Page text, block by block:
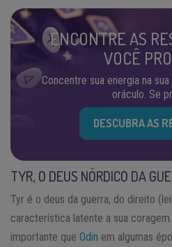
ENCONTRE AS
VOCÊ
Concentre sua energia na
oráculo. Se
DESCUBRA AS
TYR, O DEUS NÓRDICO DA
Tyr é o deus da guerra, do direito
característica latente a sua
importante que Odin em algumas